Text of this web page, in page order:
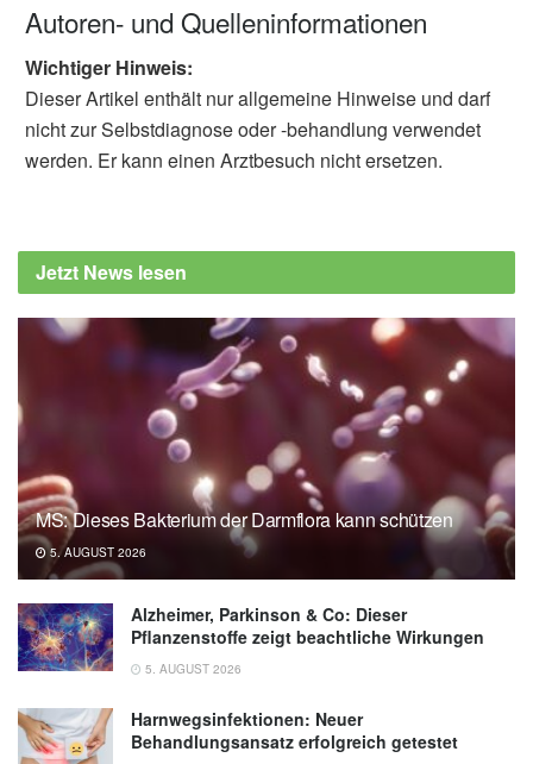
Autoren- und Quelleninformationen
Wichtiger Hinweis:
Dieser Artikel enthält nur allgemeine Hinweise und darf
nicht zur Selbstdiagnose oder -behandlung verwendet
werden. Er kann einen Arztbesuch nicht ersetzen.
Jetzt News lesen
MS: Dieses Bakterium der Darmflora kann schützen
5. AUGUST 2026
Alzheimer, Parkinson & Co: Dieser
Pflanzenstoffe zeigt beachtliche Wirkungen
5. AUGUST 2026
Harnwegsinfektionen: Neuer
Behandlungsansatz erfolgreich getestet